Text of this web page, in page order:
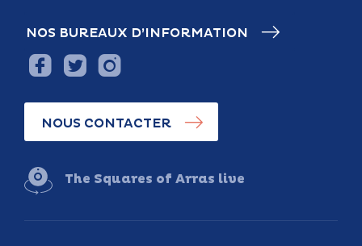
NOS BUREAUX D’INFORMATION
NOUS CONTACTER
The Squares of Arras live